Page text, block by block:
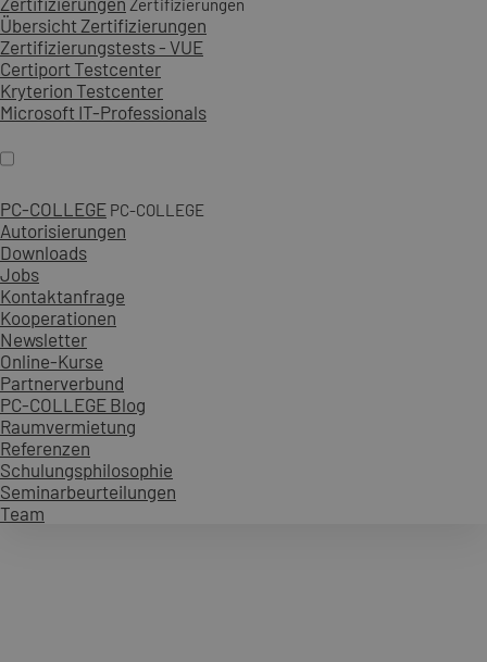
Zertifizierungen
Übersicht Zertifizierungen
Zertifizierungstests - VUE
Certiport Testcenter
Kryterion Testcenter
Microsoft IT-Professionals
PC-COLLEGE PC-COLLEGE
Autorisierungen
Downloads
Jobs
Kontaktanfrage
Kooperationen
Newsletter
Online-Kurse
Partnerverbund
PC-COLLEGE Blog
Raumvermietung
Referenzen
Schulungsphilosophie
Seminarbeurteilungen
Team